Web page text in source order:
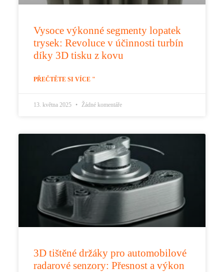
Vysoce výkonné segmenty lopatek
trysek: Revoluce v účinnosti turbín
díky 3D tisku z kovu
PŘEČTĚTE SI VÍCE "
13. května 2025 Žádné komentáře
3D tištěné držáky pro automobilové
radarové senzory: Přesnost a výkon